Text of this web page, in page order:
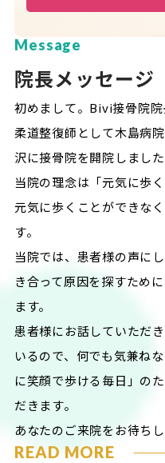
Message
院長メッセージ
初めまして。Bivi接骨院院
柔道整復師として木島病
沢に接骨院を開院しました
当院の理念は「元気に歩
元気に歩くことができな
す。
当院では、患者様の声に
き合って原因を探すため
ます。
患者様にお話していただ
いるので、何でも気兼ね
に笑顔で歩ける毎日」の
だきます。
あなたのご来院をお待ちし
READ MORE